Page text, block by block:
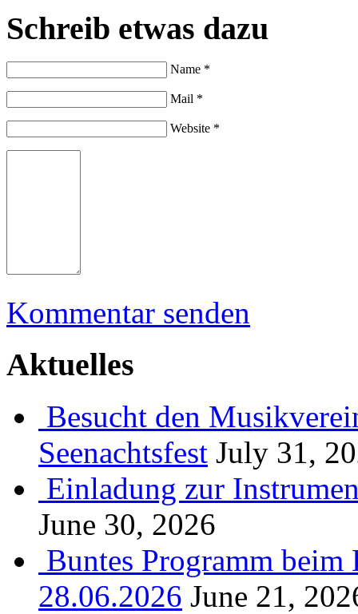
Schreib etwas dazu
Name *
Mail *
Website *
Kommentar senden
Aktuelles
Besucht den
Seenachtsfest July 31,
Einladung zur
June 30, 2026
Buntes Programm
28.06.2026 June 21,